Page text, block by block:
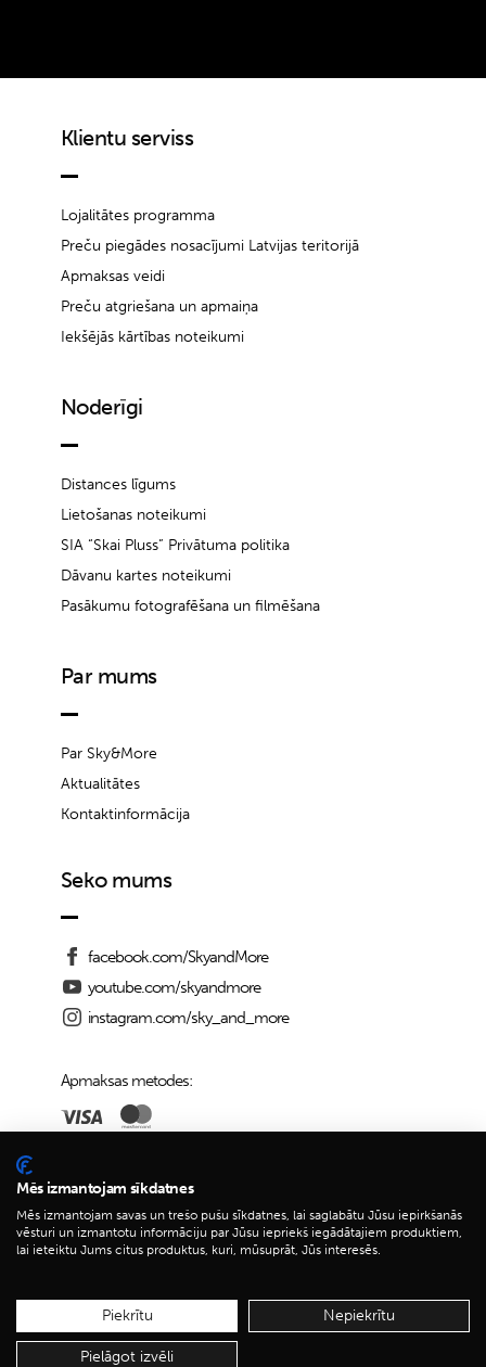
Klientu serviss
Lojalitātes programma
Preču piegādes nosacījumi Latvijas teritorijā
Apmaksas veidi
Preču atgriešana un apmaiņa
Iekšējās kārtības noteikumi
Noderīgi
Distances līgums
Lietošanas noteikumi
SIA “Skai Pluss” Privātuma politika
Dāvanu kartes noteikumi
Pasākumu fotografēšana un filmēšana
Par mums
Par Sky&More
Aktualitātes
Kontaktinformācija
Seko mums
facebook.com/SkyandMore
youtube.com/skyandmore
instagram.com/sky_and_more
Apmaksas metodes:
Piegādes iespējas:
Mēs izmantojam sīkdatnes
Mēs izmantojam savas un trešo pušu sīkdatnes, lai saglabātu Jūsu iepirkšanās
vēsturi un izmantotu informāciju par Jūsu iepriekš iegādātajiem produktiem,
lai ieteiktu Jums citus produktus, kuri, mūsuprāt, Jūs interesēs.
Piekrītu Nepiekrītu
Pielāgot izvēli